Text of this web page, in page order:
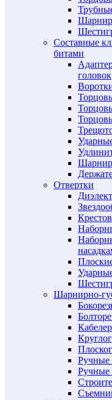
Составные
битами
головок
Отвертки
Шарнирно-
Ручные
Ручные